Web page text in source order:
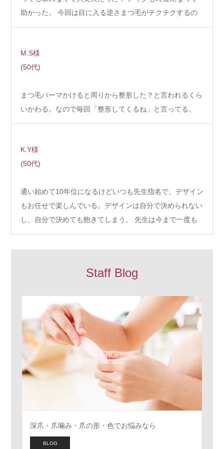
助かった。 今回は目に入る逆さまつ毛がチクチクするの
で…
M.S様
(50代)
まつ毛パーマかけると周りから整形した？と言われるくら
いかわる。なので毎回「整形してくるね」と言ってる。
K.Y様
(50代)
通い始めて10年位になるけどいつも先生指名で、デザイン
もお任せで楽しんでいる。デザインは自分で決められない
し、自分で決めても飽きてしまう。 先生は今まで一度も
同…
Staff Blog
深爪・爪噛み・爪の形・色でお悩みなら
BLOG